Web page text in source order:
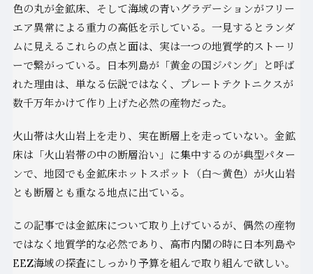
色の丸が金鉱床、そして海域の青いグラデーションがフリー
エア異常による重力の高低を示している。一見するとランダ
ムに見えるこれらの点と面は、実は一つの地質学的ストーリ
ーで繋がっている。日本列島が「黄金の国ジパング」と呼ば
れた理由は、単なる伝説ではなく、プレートテクトニクスが
数千万年かけて作り上げた必然の産物だった。
火山帯は火山岩上を走り、実在断層上を走っていない。金鉱
床は「火山岩帯の中の断層沿い」に集中するのが典型パター
ンで、地図でも金鉱床ホットスポット（白〜黄色）が火山岩
とも断層とも重なる地点に出ている。
この記事では金鉱床について取り上げているが、偶然の産物
ではなく地質学的な必然であり、高市内閣の時に日本列島や
EEZ海域の探査にしっかり予算を組んで取り組んで欲しい。